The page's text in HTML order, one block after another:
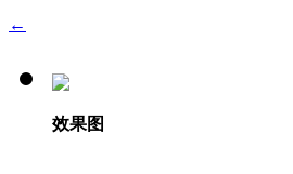
←
效果图